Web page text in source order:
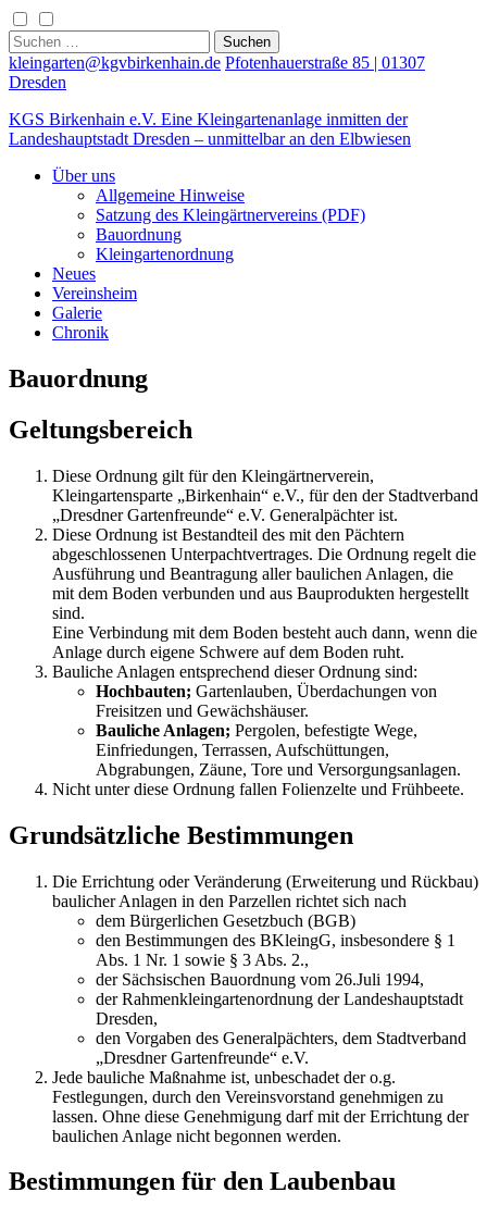
Skip
to
content
Suchen
nach:
kleingarten@kgvbirkenhain.de Pfotenhauerstraße 85 | 01307
Dresden
KGS Birkenhain e.V. Eine Kleingartenanlage inmitten der
Landeshauptstadt Dresden – unmittelbar an den Elbwiesen
Über uns
Allgemeine Hinweise
Satzung des Kleingärtnervereins (PDF)
Bauordnung
Kleingartenordnung
Neues
Vereinsheim
Galerie
Chronik
Bauordnung
Geltungsbereich
Diese Ordnung gilt für den Kleingärtnerverein,
Kleingartensparte „Birkenhain“ e.V., für den der Stadtverband
„Dresdner Gartenfreunde“ e.V. Generalpächter ist.
Diese Ordnung ist Bestandteil des mit den Pächtern
abgeschlossenen Unterpachtvertrages. Die Ordnung regelt die
Ausführung und Beantragung aller baulichen Anlagen, die
mit dem Boden verbunden und aus Bauprodukten hergestellt
sind.
Eine Verbindung mit dem Boden besteht auch dann, wenn die
Anlage durch eigene Schwere auf dem Boden ruht.
Bauliche Anlagen entsprechend dieser Ordnung sind:
Hochbauten; Gartenlauben, Überdachungen von
Freisitzen und Gewächshäuser.
Bauliche Anlagen; Pergolen, befestigte Wege,
Einfriedungen, Terrassen, Aufschüttungen,
Abgrabungen, Zäune, Tore und Versorgungsanlagen.
Nicht unter diese Ordnung fallen Folienzelte und Frühbeete.
Grundsätzliche Bestimmungen
Die Errichtung oder Veränderung (Erweiterung und Rückbau)
baulicher Anlagen in den Parzellen richtet sich nach
dem Bürgerlichen Gesetzbuch (BGB)
den Bestimmungen des BKleingG, insbesondere § 1
Abs. 1 Nr. 1 sowie § 3 Abs. 2.,
der Sächsischen Bauordnung vom 26.Juli 1994,
der Rahmenkleingartenordnung der Landeshauptstadt
Dresden,
den Vorgaben des Generalpächters, dem Stadtverband
„Dresdner Gartenfreunde“ e.V.
Jede bauliche Maßnahme ist, unbeschadet der o.g.
Festlegungen, durch den Vereinsvorstand genehmigen zu
lassen. Ohne diese Genehmigung darf mit der Errichtung der
baulichen Anlage nicht begonnen werden.
Bestimmungen für den Laubenbau